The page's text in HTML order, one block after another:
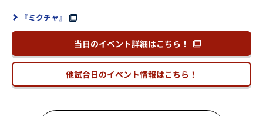
『ミクチャ』
当日のイベント詳細はこちら！
他試合日のイベント情報はこちら！